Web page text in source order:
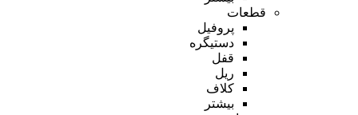
قطعات
پروفیل
دستیگره
قفل
ریل
کلاف
بیشتر